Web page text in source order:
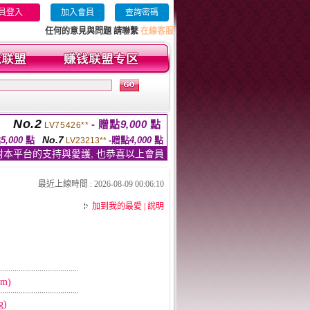
登入 加入會員
查詢密碼
任何的意見與問題 請聯繫 在線客服
No.2 LV75426** - 贈點9,000點
5,000點 No.7 LV23213** -贈點4,000點
平台的支持與愛護, 也恭喜以上會員
最近上線時間 : 2026-08-09 00:06:10
加到我的最愛 說明